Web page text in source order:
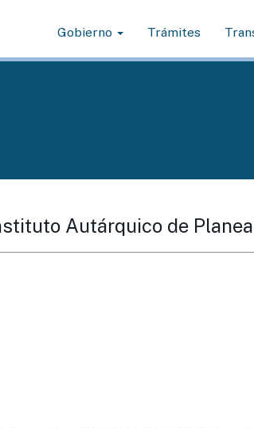
Gobierno Trámites
Autárquico de